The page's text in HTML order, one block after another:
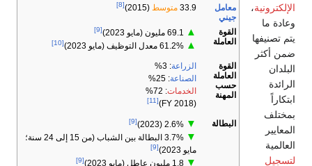
معامل
جيني
33.9 متوسط (2015)
[8]
القوة
العاملة
▲
[9]
▲
[10]
القوة
العاملة
حسب
المهنة
الزراعة: 3%
الصناعة: 25%
الخدمات: 72%
(FY 2018)
[11]
البطالة ▼
[9]
▼
3.7% البطالة بين الشباب (من 15 إلى 24 سنة؛
مايو 2023)
[9]
▼
[9]
الإلكترونية،
وعادة ما
يتم تصنيفها
ضمن أكثر
البلدان
الرائدة
ابتكاراً
بمختلف
المعايير
العالمية
لتسجيل